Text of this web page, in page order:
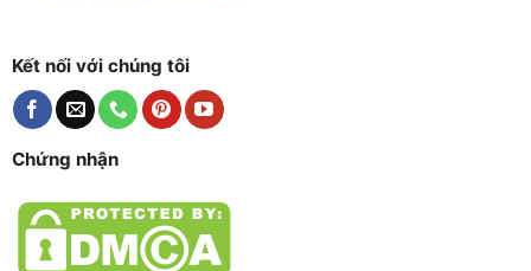
Kết nối với chúng tôi
Chứng nhận